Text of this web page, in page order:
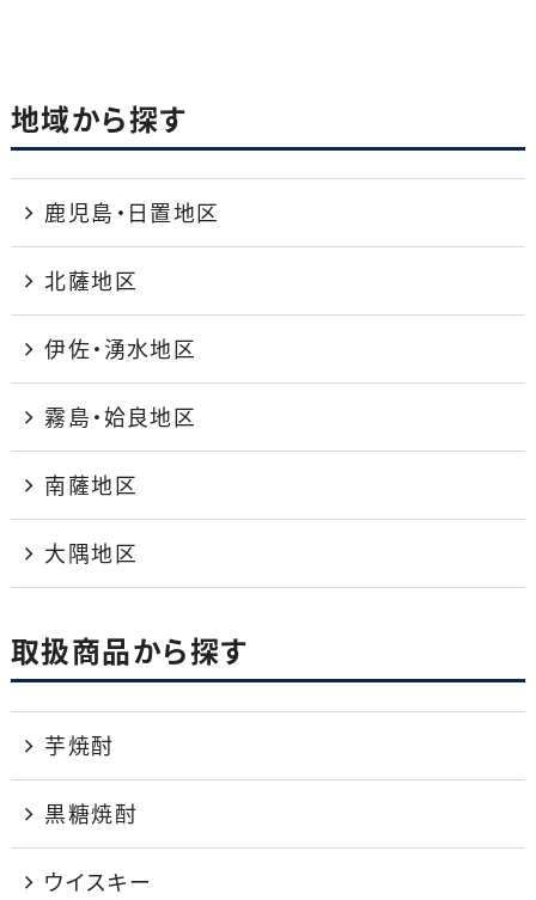
地域から探す
鹿児島・日置地区
北薩地区
伊佐・湧水地区
霧島・姶良地区
南薩地区
大隅地区
取扱商品から探す
芋焼酎
黒糖焼酎
ウイスキー